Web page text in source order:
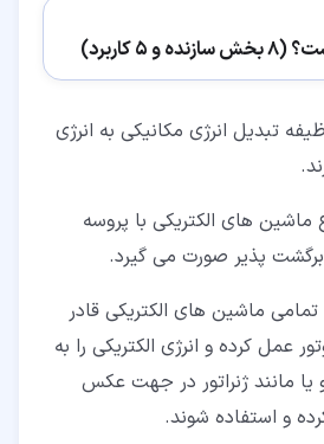
5 کاربرد)
تبدیل انرژی مکانیکی به انرژی
ماشین های الکتریکی با پروسه
برگشت پذیر صورت می گیرد.
ماشین های الکتریکی قادر
عمل کرده و انرژی الکتریکی را به
یا مانند ژنراتور در جهت عکس
و استفاده شوند.